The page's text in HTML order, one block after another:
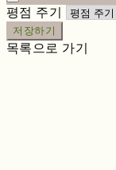
평점 주기
저장하기
목록으로 가기